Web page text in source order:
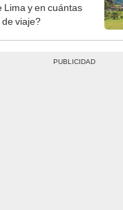
Lima y en cuántas
de viaje?